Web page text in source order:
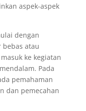
aspek-aspek
dengan
bebas atau
ke kegiatan
Pada
pemahaman
dan pemecahan